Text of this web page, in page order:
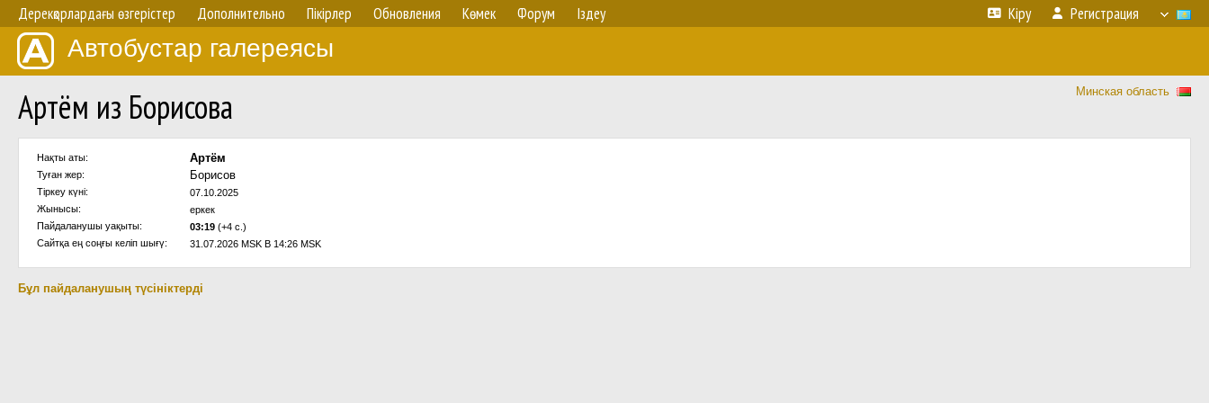
Дерекқорлардағы өзгерістер Дополнительно Пікірлер Обновления Көмек Форум Іздеу Кіру Регистрация
Автобустар галереясы
Минская область
Артём из Борисова
Нақты аты: Артём
Туған жер: Борисов
Тіркеу күні:
07.10.2025
Жынысы:
еркек
Пайдаланушы уақыты:
03:19 (+4 с.)
Сайтқа ең соңғы келіп шығү:
31.07.2026 MSK В 14:26 MSK
Бұл пайдаланушың түсініктерді